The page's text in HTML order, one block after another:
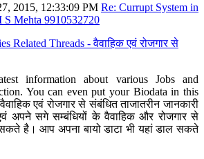
2015, 12:33:09 PM Re: Currupt System in
S Mehta 9910532720
Related Threads - वैवाहिक एवं रोजगार से
information about various Jobs and
You can even put your Biodata in this
एवं रोजगार से संबंधित ताजातरीन जानकारी
अपने सगे सम्बंधियों के वैवाहिक और रोजगार से
है। आप अपना बायो डाटा भी यहां डाल सकते